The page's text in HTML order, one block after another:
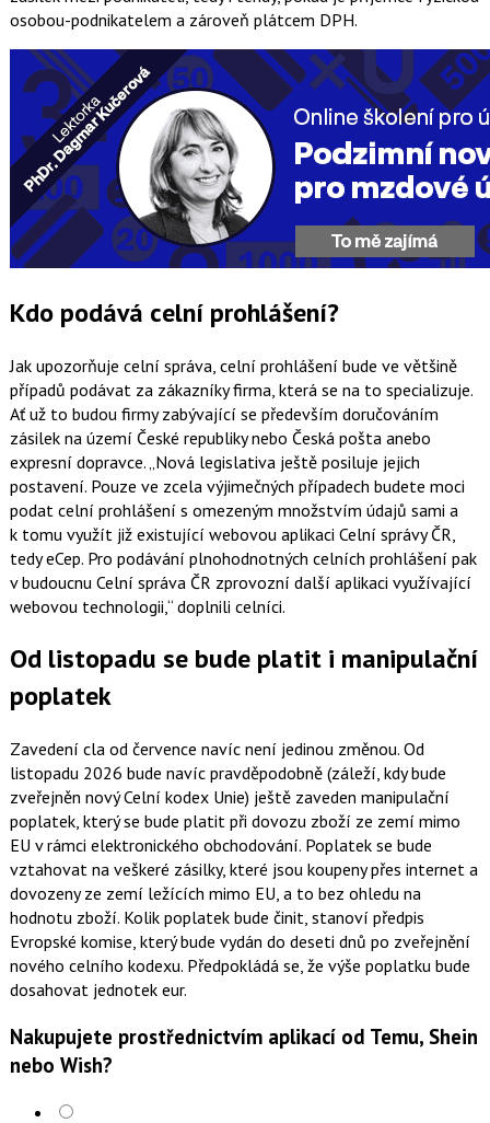
osobou-podnikatelem a zároveň plátcem DPH.
Kdo podává celní prohlášení?
Jak upozorňuje celní správa, celní prohlášení bude ve většině
případů podávat za zákazníky firma, která se na to specializuje.
Ať už to budou firmy zabývající se především doručováním
zásilek na území České republiky nebo Česká pošta anebo
expresní dopravce. Nová legislativa ještě posiluje jejich
postavení. Pouze ve zcela výjimečných případech budete moci
podat celní prohlášení s omezeným množstvím údajů sami a
k tomu využít již existující webovou aplikaci Celní správy ČR,
tedy eCep. Pro podávání plnohodnotných celních prohlášení pak
v budoucnu Celní správa ČR zprovozní další aplikaci využívající
webovou technologii, doplnili celníci.
Od listopadu se bude platit i manipulační
poplatek
Zavedení cla od července navíc není jedinou změnou. Od
listopadu 2026 bude navíc pravděpodobně (záleží, kdy bude
zveřejněn nový Celní kodex Unie) ještě zaveden manipulační
poplatek, který se bude platit při dovozu zboží ze zemí mimo
EU v rámci elektronického obchodování. Poplatek se bude
vztahovat na veškeré zásilky, které jsou koupeny přes internet a
dovozeny ze zemí ležících mimo EU, a to bez ohledu na
hodnotu zboží. Kolik poplatek bude činit, stanoví předpis
Evropské komise, který bude vydán do deseti dnů po zveřejnění
nového celního kodexu. Předpokládá se, že výše poplatku bude
dosahovat jednotek eur.
Nakupujete prostřednictvím aplikací od Temu, Shein
nebo Wish?